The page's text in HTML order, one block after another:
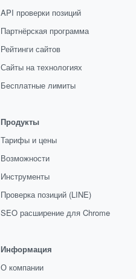
API проверки позиций
Партнёрская программа
Рейтинги сайтов
Сайты на технологиях
Бесплатные лимиты
Продукты
Тарифы и цены
Возможности
Инструменты
Проверка позиций (LINE)
SEO расширение для Chrome
Информация
О компании